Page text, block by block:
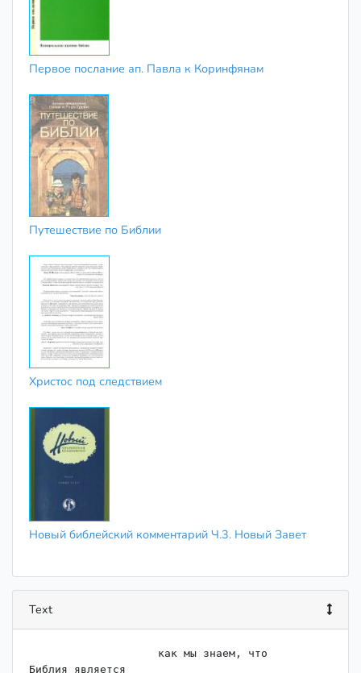
Первое послание ап. Павла к Коринфянам
Путешествие по Библии
Христос под следствием
Новый библейский комментарий Ч.3. Новый Завет
Text
Библия является